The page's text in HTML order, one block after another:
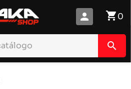
shopping_cart0
person
search